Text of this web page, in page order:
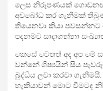
ලෙස නිරූපණයක්
අවබෝධ කර ගැනීමක්
තියෙනවා කියා පවසන්නට
පදනම්ව සාදාගන්නා
කෙසේ වෙතත් අද අප මේ
වන්නේ ශිෂ්‍යයින් සිය
බුද්ධිය ලවා කරවා
හැකියාවන් මොට වීමටද